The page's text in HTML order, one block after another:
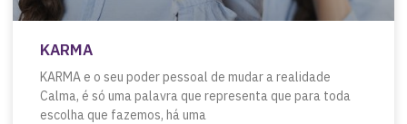
KARMA
KARMA e o seu poder pessoal de mudar a realidade
Calma, é só uma palavra que representa que para toda
escolha que fazemos, há uma